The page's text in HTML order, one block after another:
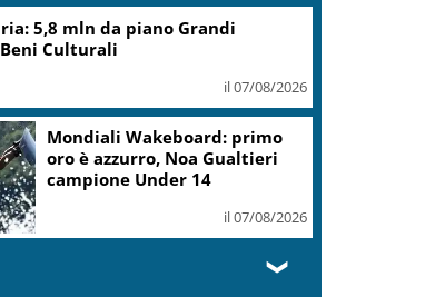
5,8 mln da piano Grandi
Culturali
il 07/08/2026
Mondiali Wakeboard: primo
oro è azzurro, Noa Gualtieri
campione Under 14
il 07/08/2026
❯